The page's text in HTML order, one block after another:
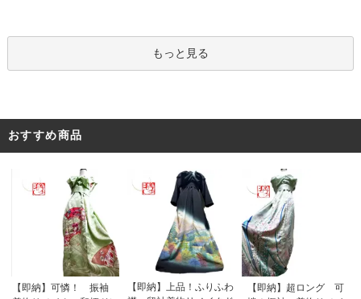
もっと見る
おすすめ商品
【即納】可憐！ 振袖
【即納】上品！ふりふわ
【即納】超ロング 可